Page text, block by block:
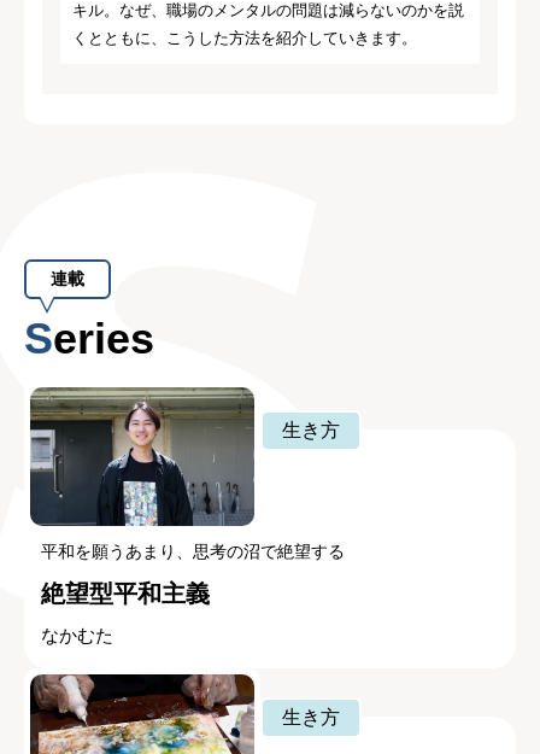
キル。なぜ、職場のメンタルの問題は減らないのかを説
くとともに、こうした方法を紹介していきます。
連載
Series
生き方
平和を願うあまり、思考の沼で絶望する
絶望型平和主義
なかむた
生き方